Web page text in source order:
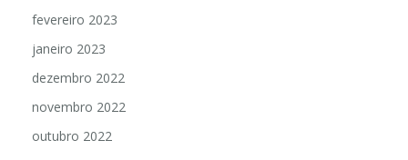
fevereiro 2023
janeiro 2023
dezembro 2022
novembro 2022
outubro 2022